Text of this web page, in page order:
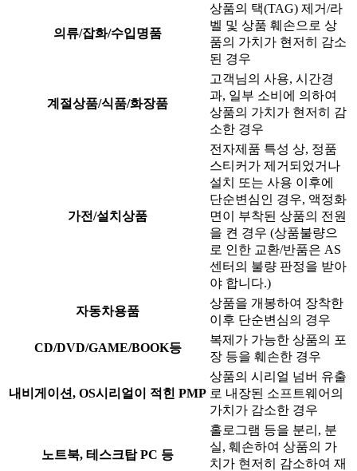
의류/잡화/수입명품
상품의 택(TAG) 제거/라
벨 및 상품 훼손으로 상
품의 가치가 현저히 감소
된 경우
계절상품/식품/화장품
고객님의 사용, 시간경
과, 일부 소비에 의하여
상품의 가치가 현저히 감
소한 경우
가전/설치상품
전자제품 특성 상, 정품
스티커가 제거되었거나
설치 또는 사용 이후에
단순변심인 경우, 액정화
면이 부착된 상품의 전원
을 켠 경우 (상품불량으
로 인한 교환/반품은 AS
센터의 불량 판정을 받아
야 합니다.)
자동차용품
상품을 개봉하여 장착한
이후 단순변심의 경우
CD/DVD/GAME/BOOK등
복제가 가능한 상품의 포
장 등을 훼손한 경우
내비게이션, OS시리얼이 적힌 PMP
상품의 시리얼 넘버 유출
로 내장된 소프트웨어의
가치가 감소한 경우
노트북, 테스크탑 PC 등
홀로그램 등을 분리, 분
실, 훼손하여 상품의 가
치가 현저히 감소하여 재